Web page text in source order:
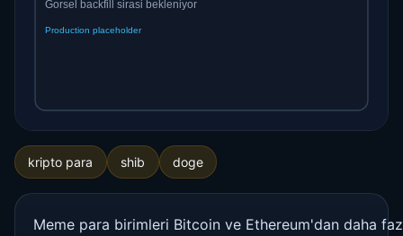
kripto para shib doge
Meme para birimleri Bitcoin ve Ethereum'dan daha